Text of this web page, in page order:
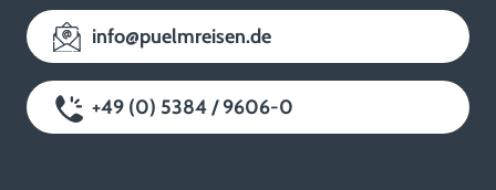
info@puelmreisen.de
+49 (0) 5384 / 9606-0